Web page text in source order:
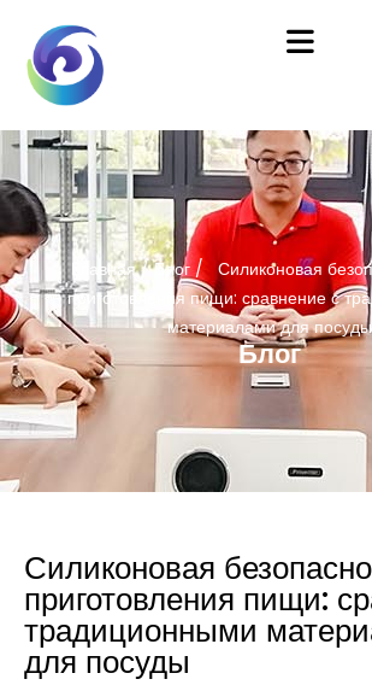
Главная/Блог / Силиконовая
приготовления пищи: сравнение с
материалами для посуды
Блог
Силиконовая
приготовления пищи:
традиционными
для посуды